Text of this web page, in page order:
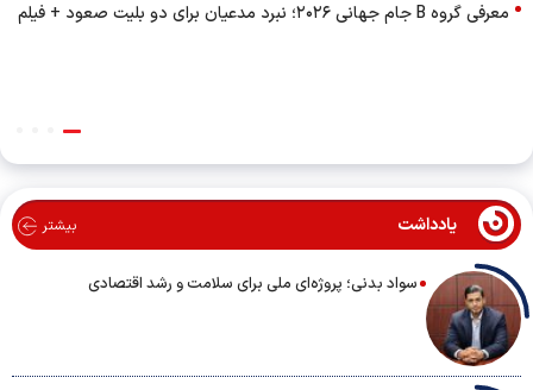
معرفی گروه B جام جهانی ۲۰۲۶؛ نبرد مدعیان برای دو بلیت صعود + فیلم
یادداشت بیشتر
سواد بدنی؛ پروژه‌ای ملی برای سلامت و رشد اقتصادی